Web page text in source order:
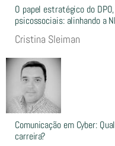
O papel estratégico do
psicossociais: alinhando a
Cristina Sleiman
Comunicação em Cyber:
carreira?